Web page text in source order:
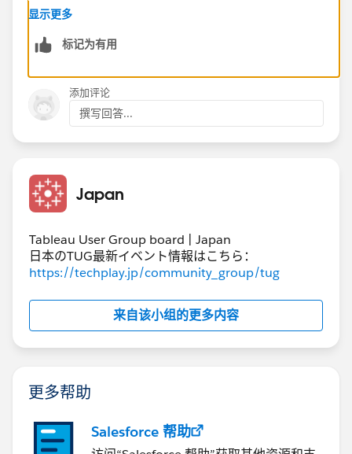
might be to convert to a URL reference because this
with it without even rendering the viz on screen if you
have a main view embedded on the page, but I've not
tested this theory or figured out how you might then
return the result to another system. The part I do know
well designed viz could potentially give you the result
you are looking for.
But is the juice worth the squeeze ? I'd say no.
HTH
显示更多
标记为有用
添加评论
撰写回答...
Japan
Tableau User Group board | Japan
日本のTUG最新イベント情報はこちら：
https://techplay.jp/community_group/tug
来自该小组的更多内容
更多帮助
Salesforce 帮助